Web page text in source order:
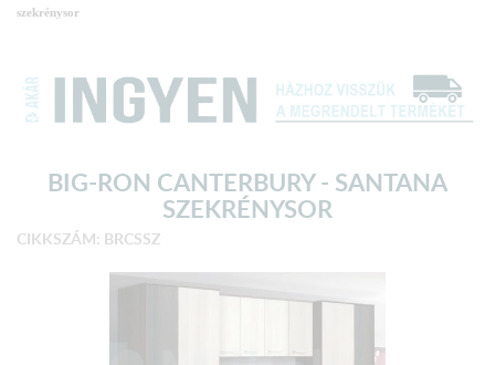
szekrénysor
BIG-RON CANTERBURY - SANTANA
SZEKRÉNYSOR
CIKKSZÁM: BRCSSZ